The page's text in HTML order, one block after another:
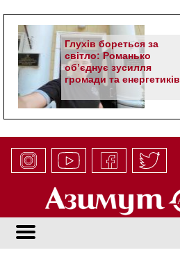
Глухів бореться за
світло: Романько
об’єднує зусилля
громади та енергетиків